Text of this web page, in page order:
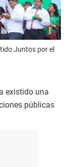
Juntos por el
existido una
públicas